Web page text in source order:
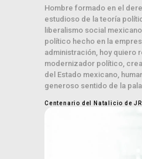
Hombre formado en el
estudioso de la teoría
liberalismo social
político hecho en la
administración, hoy quiero
modernizador político,
del Estado mexicano,
generoso sentido de la
Centenario del Natalicio de